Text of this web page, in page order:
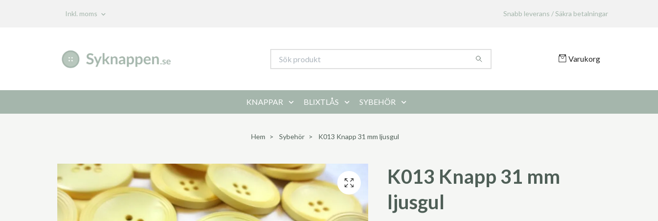
Inkl. moms Snabb leverans / Säkra betalningar
Varukorg
KNAPPAR BLIXTLÅS SYBEHÖR
Hem Sybehör K013 Knapp 31 mm ljusgul
K013 Knapp 31 mm
ljusgul